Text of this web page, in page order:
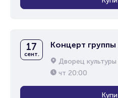
17
сент.
Концерт
Дворец
чт 20:00